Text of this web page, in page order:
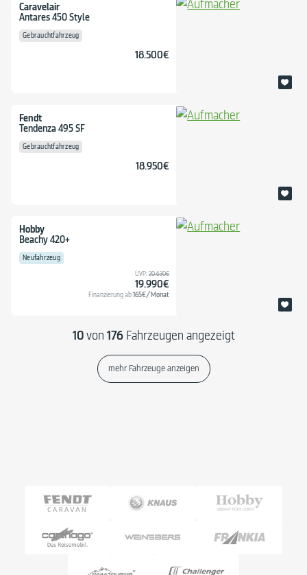
Caravelair
Antares 450 Style
Gebrauchtfahrzeug
18.500€
Fendt
Tendenza 495 SF
Gebrauchtfahrzeug
18.950€
Hobby
Beachy 420+
Neufahrzeug
UVP:20.630€
19.990€
Finanzierung ab165€/Monat
10von 176Fahrzeugen angezeigt
mehr Fahrzeuge anzeigen